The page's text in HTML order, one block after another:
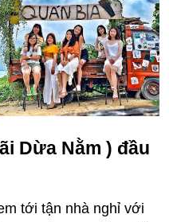
Dừa Nằm ) đầu
tới tận nhà nghỉ với